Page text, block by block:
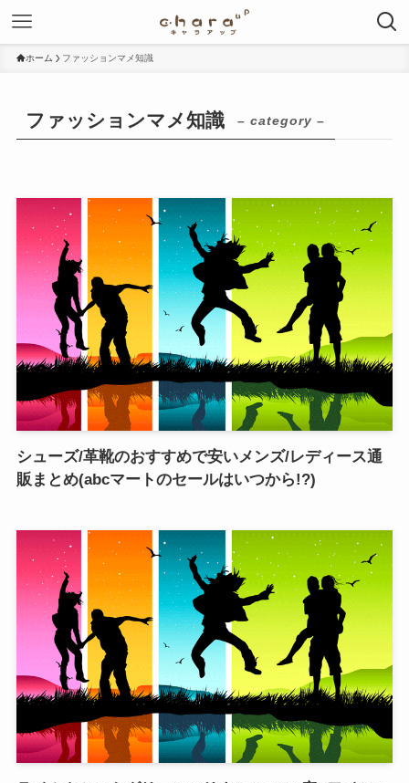
ホーム ファッションマメ知識
ファッションマメ知識 – category –
シューズ/革靴のおすすめで安いメンズ/レディース通
販まとめ(abcマートのセールはいつから!?)